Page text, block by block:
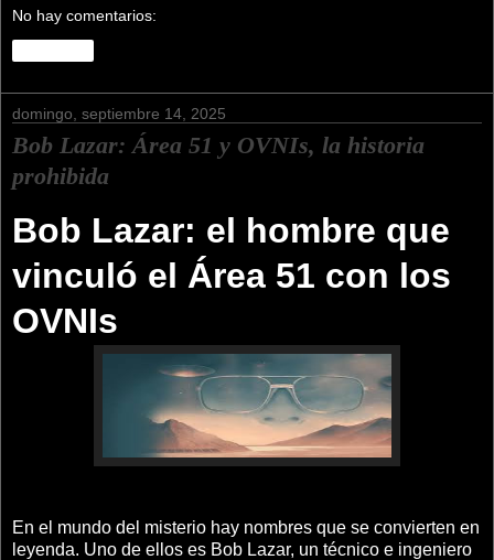
No hay comentarios:
domingo, septiembre 14, 2025
Bob Lazar: Área 51 y OVNIs, la historia
prohibida
Bob Lazar: el hombre que
vinculó el Área 51 con los
OVNIs
En el mundo del misterio hay nombres que se convierten en
leyenda. Uno de ellos es Bob Lazar, un técnico e ingeniero